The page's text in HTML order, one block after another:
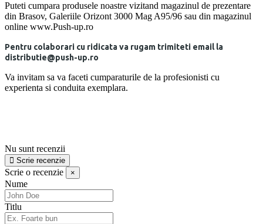
Puteti cumpara produsele noastre vizitand magazinul de prezentare
din Brasov, Galeriile Orizont 3000 Mag A95/96 sau din magazinul
online www.Push-up.ro
Pentru colaborari cu ridicata va rugam trimiteti email la
distributie@push-up.ro
Va invitam sa va faceti cumparaturile de la profesionisti cu
experienta si conduita exemplara.
Nu sunt recenzii
Scrie recenzie
Scrie o recenzie ×
Nume
Titlu